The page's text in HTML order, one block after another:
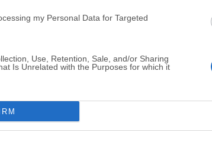
my Personal Data for Targeted
Use, Retention, Sale, and/or Sharing
Is Unrelated with the Purposes for which it
CapCut Desktop 9.1.0
2026 Hero Wars - Online Action